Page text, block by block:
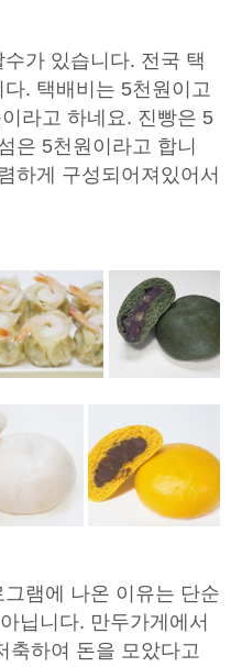
가 있습니다. 전국 택
. 택배비는 5천원이고
라고 하네요. 진빵은 5
은 5천원이라고 합니
하게 구성되어져있어서
램에 나온 이유는 단순
닙니다. 만두가게에서
축하여 돈을 모았다고